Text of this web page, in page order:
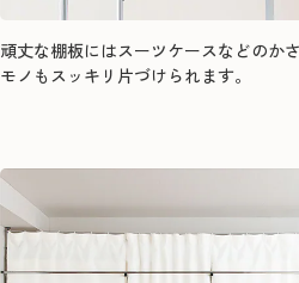
頑丈な棚板にはスーツケースなどのか
モノもスッキリ片づけられます。